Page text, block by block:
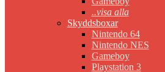
..visa alla
Skyddsboxar
Nintendo 64
Nintendo NES
Gameboy
Playstation 3